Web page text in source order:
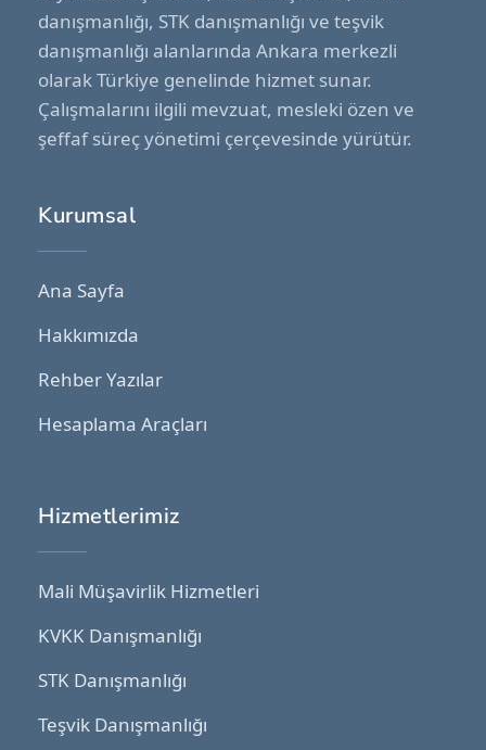
danışmanlığı, STK danışmanlığı ve teşvik
danışmanlığı alanlarında Ankara merkezli
olarak Türkiye genelinde hizmet sunar.
Çalışmalarını ilgili mevzuat, mesleki özen ve
şeffaf süreç yönetimi çerçevesinde yürütür.
Kurumsal
Ana Sayfa
Hakkımızda
Rehber Yazılar
Hesaplama Araçları
Hizmetlerimiz
Mali Müşavirlik Hizmetleri
KVKK Danışmanlığı
STK Danışmanlığı
Teşvik Danışmanlığı